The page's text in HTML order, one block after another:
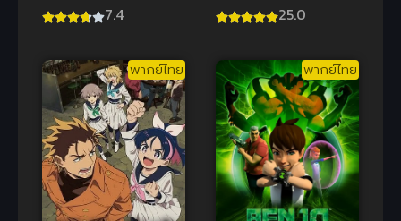
ไทย
7.4
พากย์ไทย ซับ25.0
พากย์ไทย พากย์ไทย